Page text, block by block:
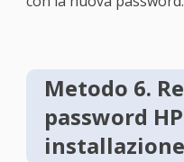
Metodo 6.
password